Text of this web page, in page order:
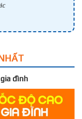
đình